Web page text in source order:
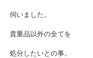
伺いました。
貴重品以外の全てを
処分したいとの事。